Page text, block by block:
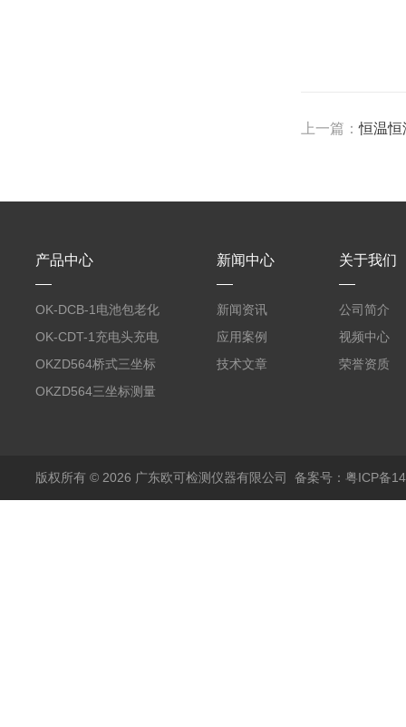
上一篇：恒温恒
产品中心
OK-DCB-1电池包老化
测试系统
OK-CDT-1充电头充电
宝测试系统
OKZD564桥式三坐标
测量仪
OKZD564三坐标测量
新闻中心
新闻资讯
应用案例
技术文章
关于我们
公司简介
视频中心
荣誉资质
版权所有 © 2026 广东欧可检测仪器有限公司 备案号：粤ICP备